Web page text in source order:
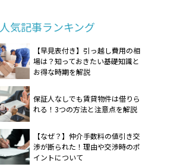
人気記事ランキング
【早見表付き】引っ越し費用の相
場は？知っておきたい基礎知識と
お得な時期を解説
保証人なしでも賃貸物件は借りら
れる！3つの方法と注意点を解説
【なぜ？】仲介手数料の値引き交
渉が断られた！理由や交渉時のポ
イントについて